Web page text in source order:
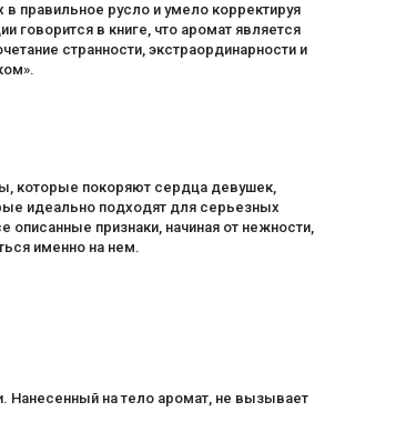
правильное русло и умело корректируя
говорится в книге, что аромат является
странности, экстраординарности и
которые покоряют сердца девушек,
идеально подходят для серьезных
признаки, начиная от нежности,
именно на нем.
Нанесенный на тело аромат, не вызывает